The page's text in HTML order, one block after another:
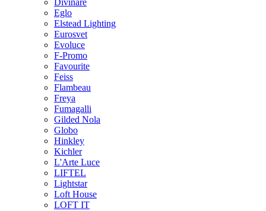
Divinare
Eglo
Elstead Lighting
Eurosvet
Evoluce
F-Promo
Favourite
Feiss
Flambeau
Freya
Fumagalli
Gilded Nola
Globo
Hinkley
Kichler
L'Arte Luce
LIFTEL
Lightstar
Loft House
LOFT IT